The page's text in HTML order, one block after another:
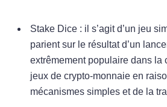
Stake Dice : il s’agit d’un jeu
parient sur le résultat d’un
extrêmement populaire dans la
jeux de crypto-monnaie en
mécanismes simples et de la